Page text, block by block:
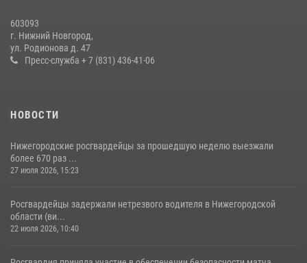
603093
г. Нижний Новгород,
ул. Родионова д. 47
Пресс-служба + 7 (831) 436-41-06
НОВОСТИ
Нижегородские росгвардейцы за прошедшую неделю выезжали
более 670 раз ...
27 июля 2026, 15:23
Росгвардейцы задержали нетрезвого водителя в Нижегородской
области (ви...
22 июля 2026, 10:40